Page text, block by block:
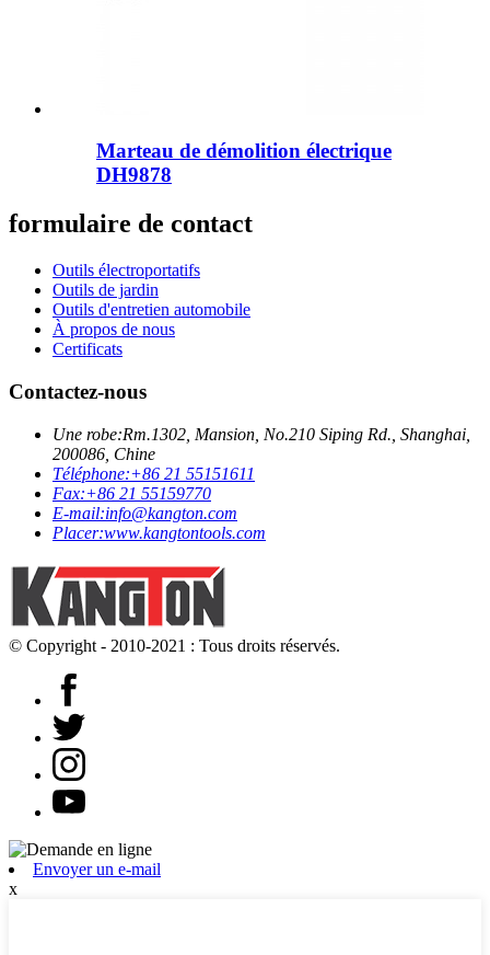
Marteau de démolition électrique
DH9878
formulaire de contact
Outils électroportatifs
Outils de jardin
Outils d'entretien automobile
À propos de nous
Certificats
Contactez-nous
Une robe:Rm.1302, Mansion, No.210 Siping Rd., Shanghai,
200086, Chine
Téléphone:+86 21 55151611
Fax:+86 21 55159770
E-mail:info@kangton.com
Placer:www.kangtontools.com
© Copyright - 2010-2021 : Tous droits réservés.
Envoyer un e-mail
x